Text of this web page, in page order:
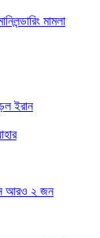
মামলা
ইরান
আরও ২ জন